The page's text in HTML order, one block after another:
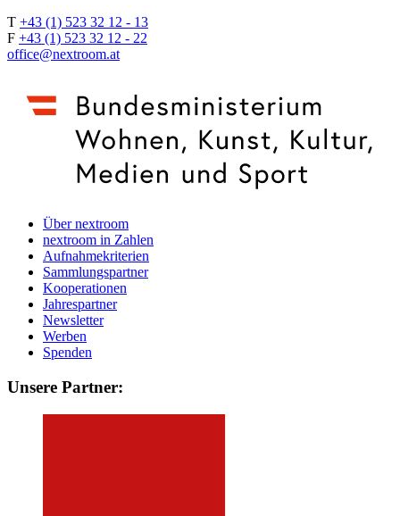
T +43 (1) 523 32 12 - 13
F +43 (1) 523 32 12 - 22
office@nextroom.at
Über nextroom
nextroom in Zahlen
Aufnahmekriterien
Sammlungspartner
Kooperationen
Jahrespartner
Newsletter
Werben
Spenden
Unsere Partner: